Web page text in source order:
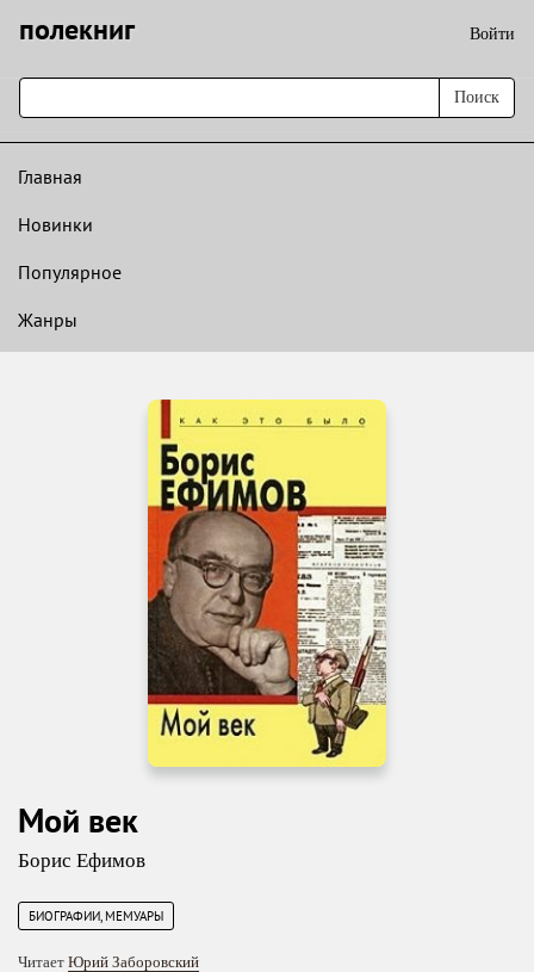
полекниг Войти
Поиск
Главная
Новинки
Популярное
Жанры
Мой век
Борис Ефимов
БИОГРАФИИ, МЕМУАРЫ
Читает Юрий Заборовский